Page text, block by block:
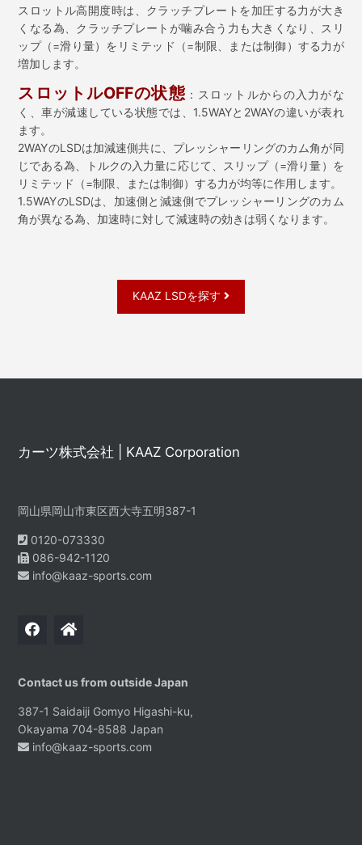
スロットル高開度時は、クラッチプレートを加圧する力が大き
くなる為、クラッチプレートが噛み合う力も大きくなり、スリ
ップ（=滑り量）をリミテッド（=制限、または制御）する力が
増加します。
スロットルOFFの状態 ：スロットルからの入力がな
く、車が減速している状態では、1.5WAYと2WAYの違いが表れ
ます。
2WAYのLSDは加減速側共に、プレッシャーリングのカム角が同
じである為、トルクの入力量に応じて、スリップ（=滑り量）を
リミテッド（=制限、または制御）する力が均等に作用します。
1.5WAYのLSDは、加速側と減速側でプレッシャーリングのカム
角が異なる為、加速時に対して減速時の効きは弱くなります。
KAAZ LSDを探す
カーツ株式会社 | KAAZ Corporation
岡山県岡山市東区西大寺五明387-1
0120-073330
086-942-1120
info@kaaz-sports.com
Contact us from outside Japan
387-1 Saidaiji Gomyo Higashi-ku,
Okayama 704-8588 Japan
info@kaaz-sports.com